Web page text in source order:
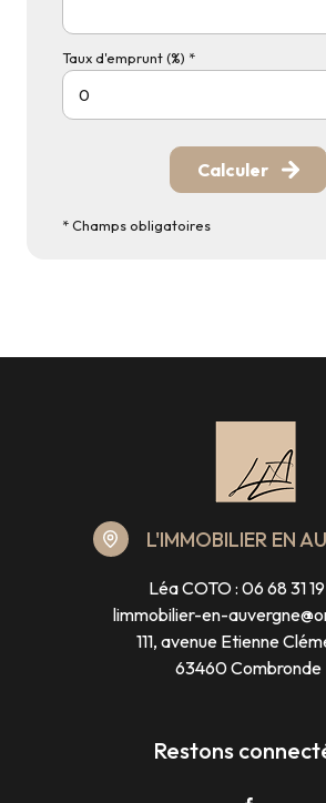
Taux d'emprunt (%) *
Calculer
* Champs obligatoires
L'IMMOBILIER EN
Léa COTO : 06 68 31
limmobilier-en-
111, avenue Etienne
63460 Combronde
Restons